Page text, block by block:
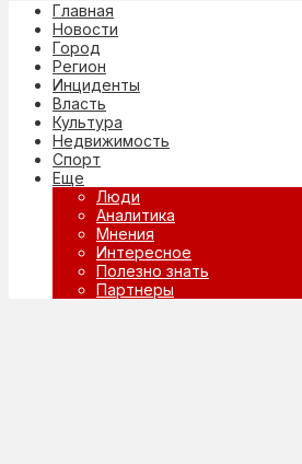
Главная
Новости
Город
Регион
Инциденты
Власть
Культура
Недвижимость
Спорт
Еще
Люди
Аналитика
Мнения
Интересное
Полезно знать
Партнеры